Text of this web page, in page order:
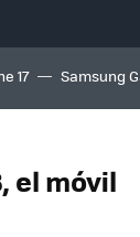
17 Samsung
el móvil